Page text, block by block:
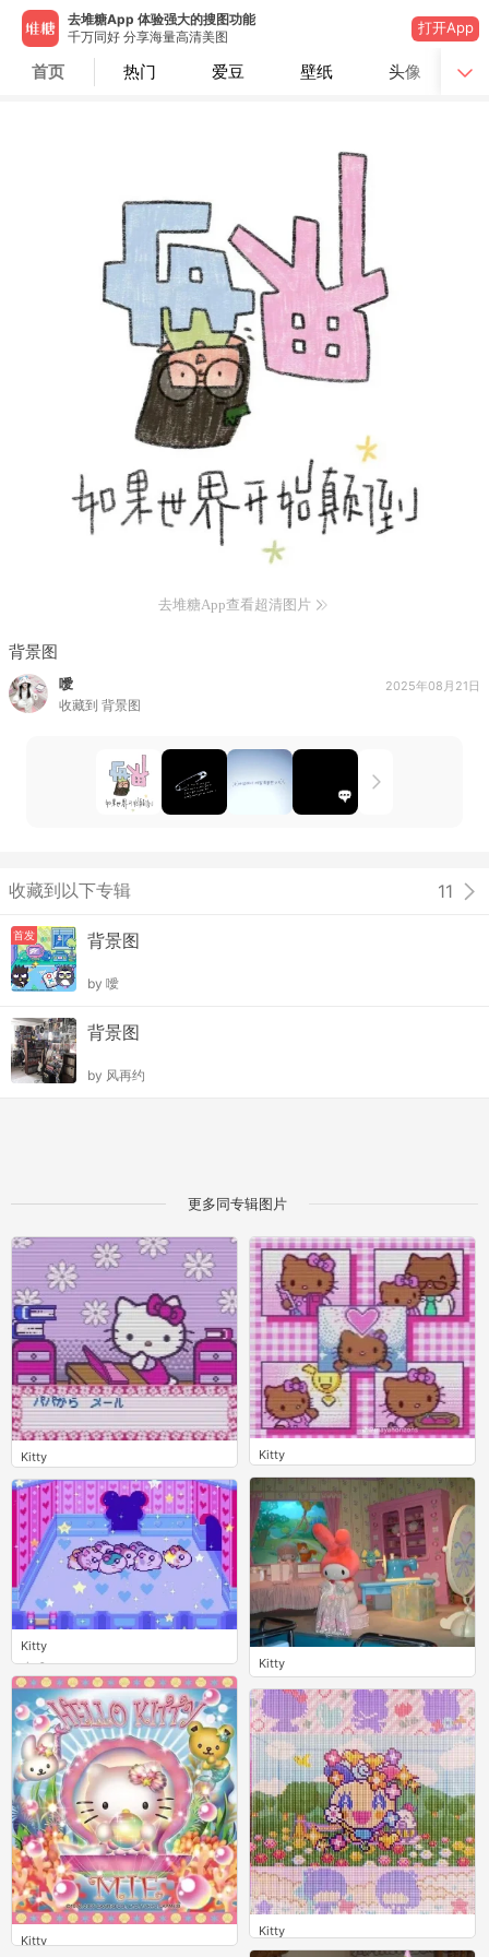
去堆糖App 体验强大的搜图功能
千万同好 分享海量高清美图
打开App
首页 热门 爱豆 壁纸 头像
去堆糖App查看超清图片
背景图
噯
收藏到 背景图
2025年08月21日
收藏到以下专辑 11
首发 背景图
by 噯
背景图
by 风再约
更多同专辑图片
Kitty
0
Kitty
0
Kitty
0 Kitty
Kitty
Kitty
0